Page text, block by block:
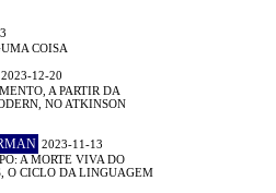
COISA
2023-12-20
A PARTIR DA
NO ATKINSON
2023-11-13
A MORTE VIVA DO
O CICLO DA LINGUAGEM